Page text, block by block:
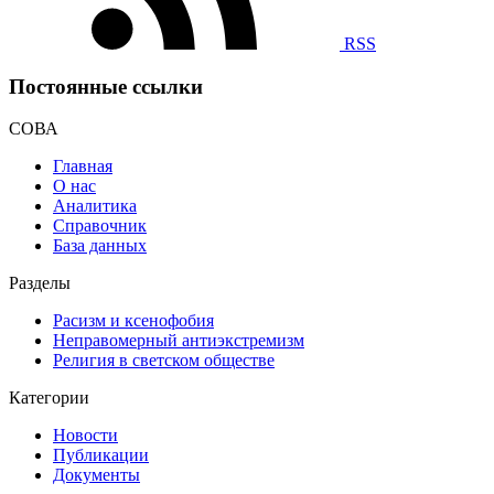
RSS
Постоянные ссылки
СОВА
Главная
О нас
Аналитика
Справочник
База данных
Разделы
Расизм и ксенофобия
Неправомерный антиэкстремизм
Религия в светском обществе
Категории
Новости
Публикации
Документы